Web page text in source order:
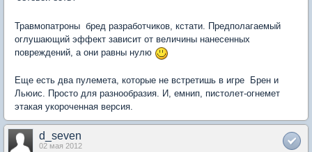
Травмопатроны  бред разработчиков, кстати. Предполагаемый
оглушающий эффект зависит от величины нанесенных
повреждений, а они равны нулю
Еще есть два пулемета, которые не встретишь в игре  Брен и
Льюис. Просто для разнообразия. И, емнип, пистолет-огнемет 
этакая укороченная версия.
d_seven
02 мая 2012